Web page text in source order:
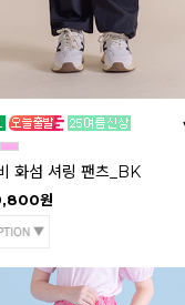
화섬 셔링 팬츠_BK
원